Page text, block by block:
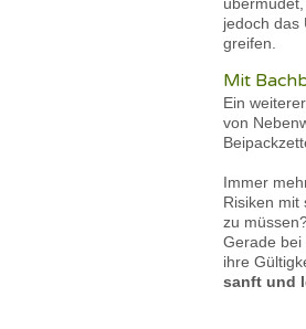
jedoch das
greifen.
Mit
Ein
von
Immer
Risiken mit
zu
Gerade bei
ihre
sanft und